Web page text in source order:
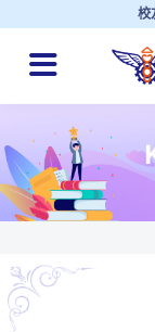
校
QUICK LINKS